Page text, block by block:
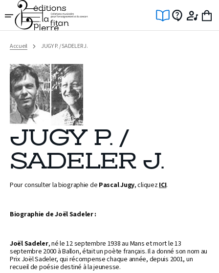
Ignorer
et
passer
au
Accueil JUGY P. / SADELER J.
JUGY P. /
SADELER J.
Pour consulter la biographie de Pascal Jugy, cliquezICI.
Biographie de Joël Sadeler :
Joël Sadeler, né le 12 septembre 1938 au Mans et mort le 13
septembre 2000 à Ballon, était un poète français. Il a donné son nom au
Prix Joël Sadeler, qui récompense chaque année, depuis 2001, un
recueil de poésie destiné à la jeunesse.